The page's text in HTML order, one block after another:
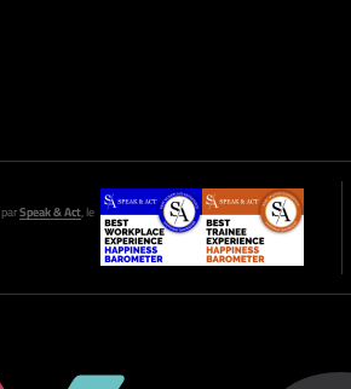
parSpeak & Act, le